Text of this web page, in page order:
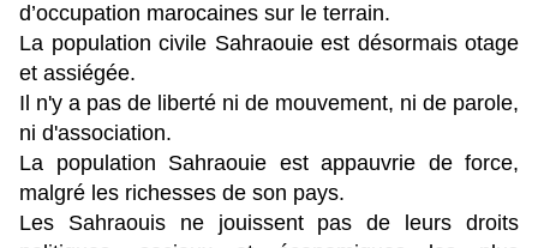
d’occupation marocaines sur le terrain.
La population civile Sahraouie est désormais otage
et assiégée.
Il n'y a pas de liberté ni de mouvement, ni de parole,
ni d'association.
La population Sahraouie est appauvrie de force,
malgré les richesses de son pays.
Les Sahraouis ne jouissent pas de leurs droits